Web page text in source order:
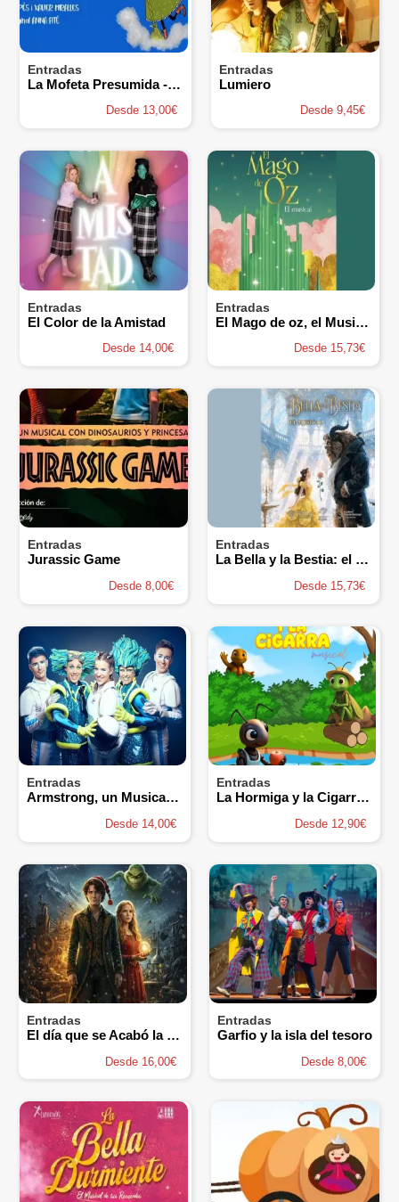
Entradas
La Mofeta Presumida - una Aventura Musical per a Tota la Família
Desde 13,00€
Entradas
Lumiero
Desde 9,45€
Entradas
El Color de la Amistad
Desde 14,00€
Entradas
El Mago de oz, el Musical - Auditorio Plácido Domingo
Desde 15,73€
Entradas
Jurassic Game
Desde 8,00€
Entradas
La Bella y la Bestia: el Musical - Auditorio Plácido Domingo
Desde 15,73€
Entradas
Armstrong, un Musical muy Espacial
Desde 14,00€
Entradas
La Hormiga y la Cigarra - Salto Escénico
Desde 12,90€
Entradas
El día que se Acabó la Navidad - Proscenium Teatro Musical
Desde 16,00€
Entradas
Garfio y la isla del tesoro
Desde 8,00€